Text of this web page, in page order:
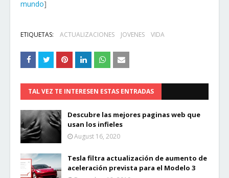
mundo]
ETIQUETAS: ACTUALIZACIONES JOVENES VIDA
TAL VEZ TE INTERESEN ESTAS ENTRADAS
Descubre las mejores paginas web que
usan los infieles
August 16, 2020
Tesla filtra actualización de aumento de
aceleración prevista para el Modelo 3